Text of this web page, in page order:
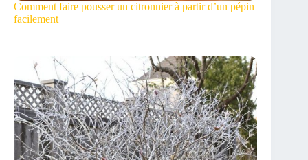
Comment faire pousser un citronnier à partir d’un pépin
facilement